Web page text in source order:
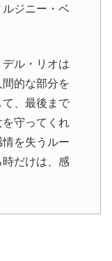
ジニー・ベ
デル・リオは
的な部分を
、最後まで
守ってくれ
を失うルー
だけは、感